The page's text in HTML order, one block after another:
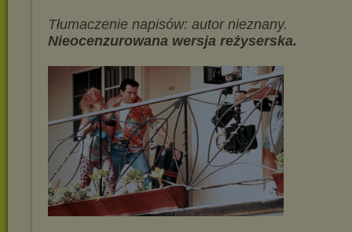
Tłumaczenie napisów: autor nieznany.
Nieocenzurowana wersja reżyserska.